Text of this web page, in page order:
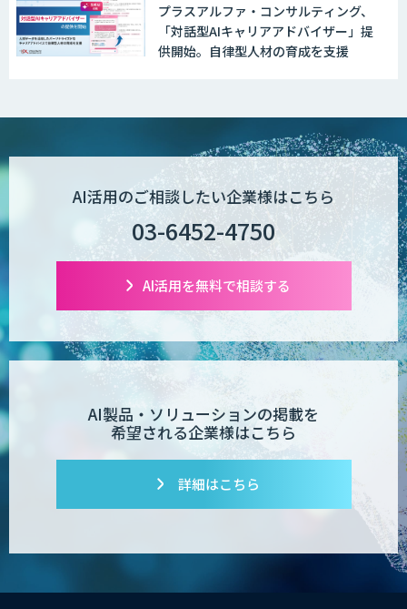
プラスアルファ・コンサルティング、
「対話型AIキャリアアドバイザー」提
供開始。自律型人材の育成を支援
AI活用のご相談したい企業様はこちら
03-6452-4750
AI活用を無料で相談する
AI製品・ソリューションの掲載を
希望される企業様はこちら
詳細はこちら